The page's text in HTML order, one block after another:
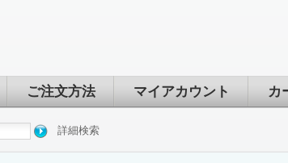
ご注文方法 マイアカウント カ
詳細検索